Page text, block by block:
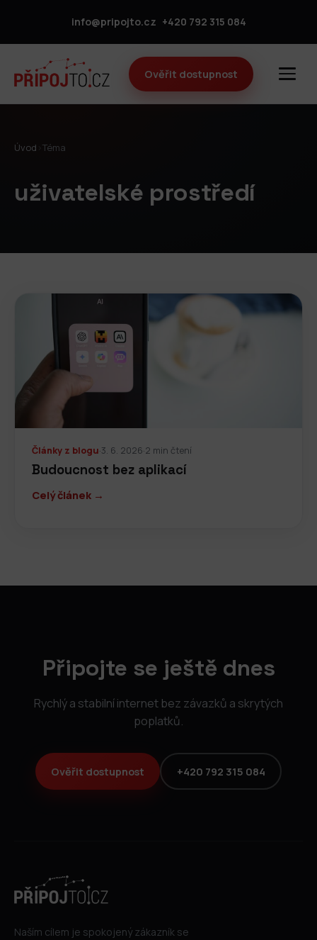
info@pripojto.cz +420 792 315 084
Ověřit dostupnost
Úvod Téma
uživatelské prostředí
Články z blogu·3. 6. 2026·2 min čtení
Budoucnost bez aplikací
Celý článek →
Připojte se ještě dnes
Rychlý a stabilní internet bez závazků a skrytých
poplatků.
Ověřit dostupnost +420 792 315 084
Naším cílem je spokojený zákazník se